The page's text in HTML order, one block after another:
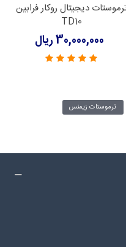
دیجیتال روکار فرابین
TD10
30,000,000 ریال
ترموستات زیمنس